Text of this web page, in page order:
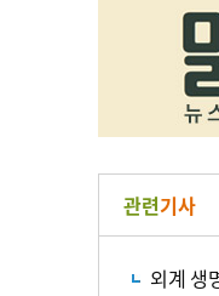
관련기사
외계 생